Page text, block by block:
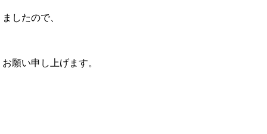
したので、
願い申し上げます。